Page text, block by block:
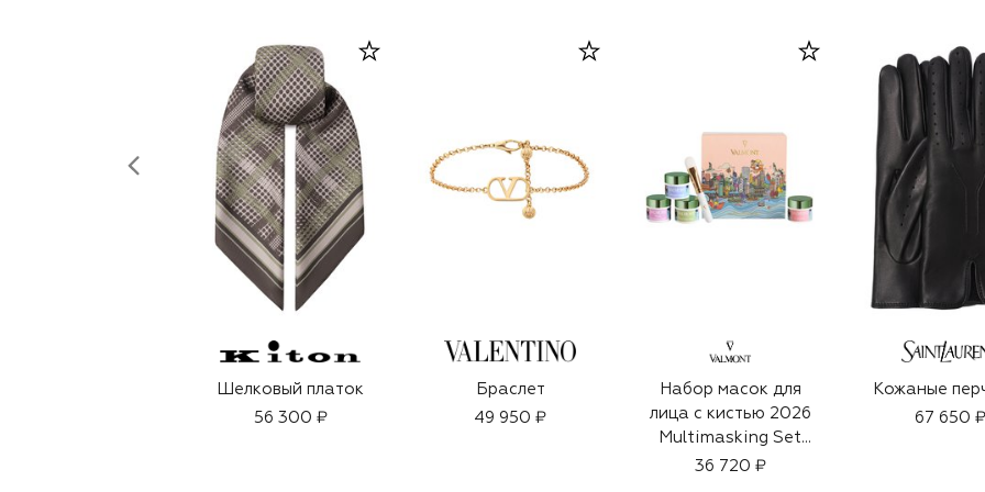
Шелковый платок
56 300 ₽
Браслет
49 950 ₽
Набор масок для
лица с кистью 2026
Multimasking Set
(4x15ml)
36 720 ₽
Кожаные
67 650 ₽